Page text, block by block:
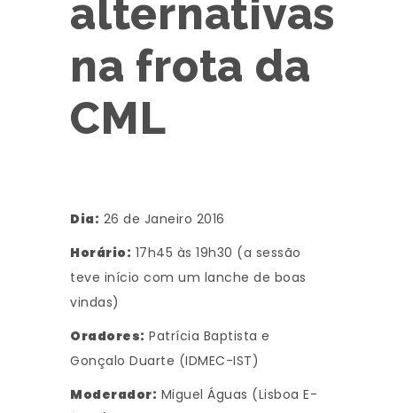
alternativas
na frota da
CML
Dia: 26 de Janeiro 2016
Horário: 17h45 às 19h30 (a sessão
teve início com um lanche de boas
vindas)
Oradores: Patrícia Baptista e
Gonçalo Duarte (IDMEC-IST)
Moderador: Miguel Águas (Lisboa E-